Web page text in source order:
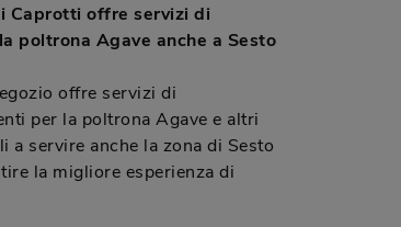
Caprotti offre servizi di
poltrona Agave anche a Sesto
offre servizi di
per la poltrona Agave e altri
a servire anche la zona di Sesto
la migliore esperienza di